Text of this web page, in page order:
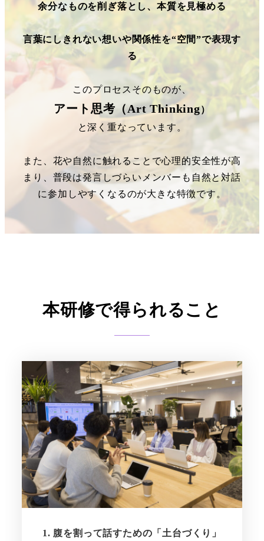
余分なものを削ぎ落とし、本質を見極める
言葉にしきれない想いや関係性を“空間”で表現す
る
このプロセスそのものが、
アート思考（Art Thinking）
と深く重なっています。
また、花や自然に触れることで心理的安全性が高
まり、普段は発言しづらいメンバーも自然と対話
に参加しやすくなるのが大きな特徴です。
本研修で得られること
1. 腹を割って話すための「土台づくり」